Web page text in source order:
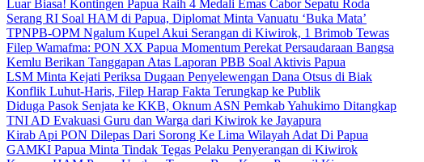
Luar Biasa! Kontingen Papua Raih 4 Medali Emas Cabor Sepatu Roda
Serang RI Soal HAM di Papua, Diplomat Minta Vanuatu ‘Buka Mata’
TPNPB-OPM Ngalum Kupel Akui Serangan di Kiwirok, 1 Brimob Tewas
Filep Wamafma: PON XX Papua Momentum Perekat Persaudaraan Bangsa
Kemlu Berikan Tanggapan Atas Laporan PBB Soal Aktivis Papua
LSM Minta Kejati Periksa Dugaan Penyelewengan Dana Otsus di Biak
Konflik Luhut-Haris, Filep Harap Fakta Terungkap ke Publik
Diduga Pasok Senjata ke KKB, Oknum ASN Pemkab Yahukimo Ditangkap
TNI AD Evakuasi Guru dan Warga dari Kiwirok ke Jayapura
Kirab Api PON Dilepas Dari Sorong Ke Lima Wilayah Adat Di Papua
GAMKI Papua Minta Tindak Tegas Pelaku Penyerangan di Kiwirok